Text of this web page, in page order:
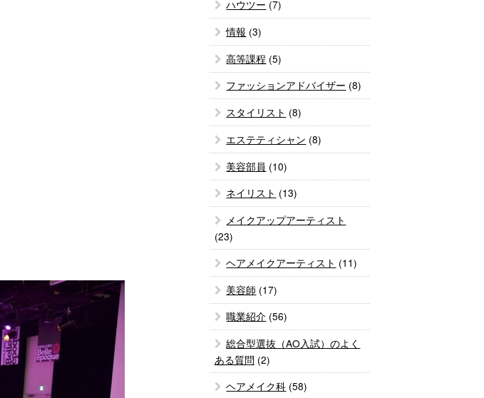
ハウツー (7)
情報 (3)
高等課程 (5)
ファッションアドバイザー (8)
スタイリスト (8)
エステティシャン (8)
美容部員 (10)
ネイリスト (13)
メイクアップアーティスト
(23)
ヘアメイクアーティスト (11)
美容師 (17)
職業紹介 (56)
総合型選抜（AO入試）のよく
ある質問 (2)
ヘアメイク科 (58)